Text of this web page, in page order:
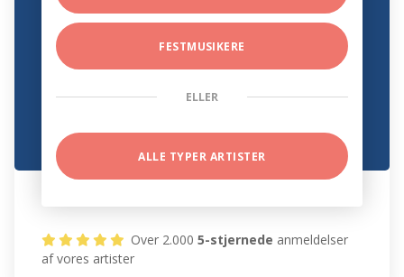
FESTMUSIKERE
ELLER
ALLE TYPER ARTISTER
Over 2.0005-stjernede anmeldelser
af vores artister